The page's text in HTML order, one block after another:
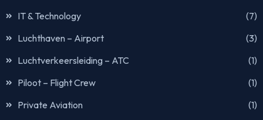
IT & Technology
(7)
Luchthaven – Airport
(3)
Luchtverkeersleiding – ATC
(1)
Piloot – Flight Crew
(1)
Private Aviation
(1)